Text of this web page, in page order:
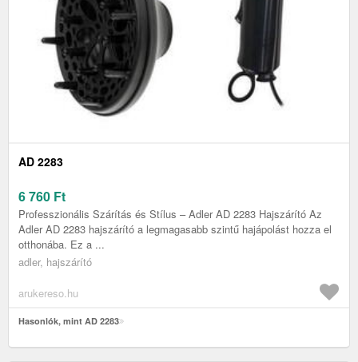
AD 2283
6 760 Ft
Professzionális Szárítás és Stílus – Adler AD 2283 Hajszárító Az
Adler AD 2283 hajszárító a legmagasabb szintű hajápolást hozza el
otthonába. Ez a ...
adler, hajszárító
arukereso.hu
Hasonlók, mint AD 2283